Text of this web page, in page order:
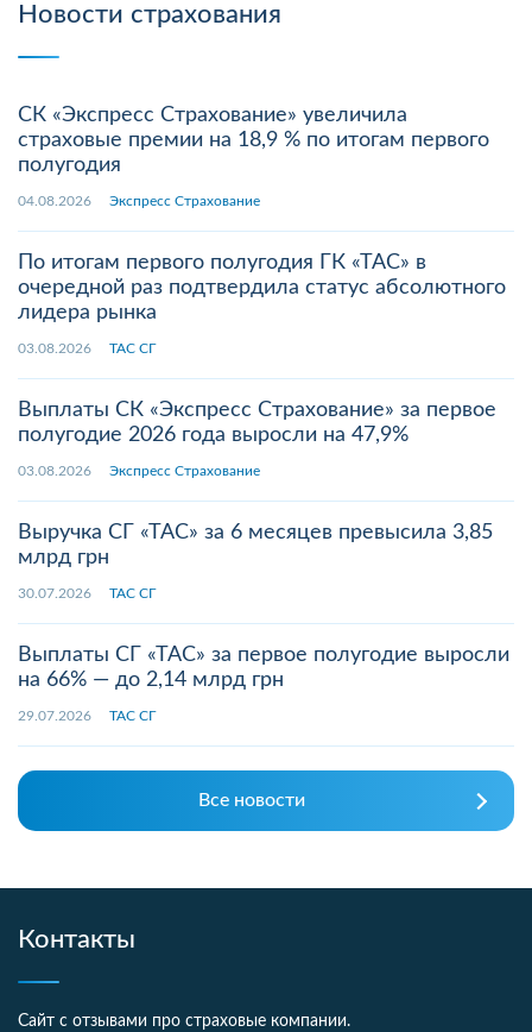
Новости страхования
СК «Экспресс Страхование» увеличила
страховые премии на 18,9 % по итогам первого
полугодия
04.08.2026 Экспресс Страхование
По итогам первого полугодия ГК «ТАС» в
очередной раз подтвердила статус абсолютного
лидера рынка
03.08.2026 ТАС СГ
Выплаты СК «Экспресс Страхование» за первое
полугодие 2026 года выросли на 47,9%
03.08.2026 Экспресс Страхование
Выручка СГ «ТАС» за 6 месяцев превысила 3,85
млрд грн
30.07.2026 ТАС СГ
Выплаты СГ «ТАС» за первое полугодие выросли
на 66% — до 2,14 млрд грн
29.07.2026 ТАС СГ
Все новости
Контакты
Сайт с отзывами про страховые компании.